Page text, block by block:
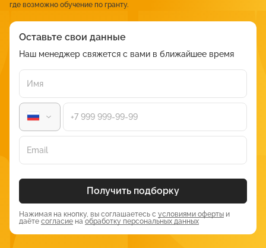
составление рекламных бюджетов и планирование
деятельности компании в сфере продвижения товаров
или услуг;
размещение рекламы (СМИ, наружная реклама, интернет,
анализ размещенной рекламы;
отслеживание рекламной деятельности конкурентов;
подготовка всех необходимых для рекламной
деятельности документов.
коммуникабельность;
умение аналитически мыслить;
где возможно обучение по гранту.
Оставьте свои данные
Наш менеджер свяжется с вами в ближайшее время
Получить подборку
Нажимая на кнопку, вы соглашаетесь с условиями оферты и
даёте согласие на обработку персональных данных